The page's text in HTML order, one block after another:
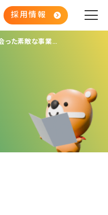
採用情報
カイスケを通じて出会った素敵な事業所様